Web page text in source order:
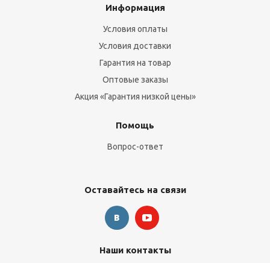
Информация
Условия оплаты
Условия доставки
Гарантия на товар
Оптовые заказы
Акция «Гарантия низкой цены»
Помощь
Вопрос-ответ
Оставайтесь на связи
Наши контакты